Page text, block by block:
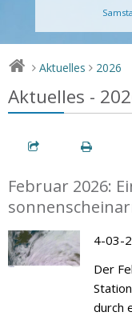
> Aktuelles > 2026
Aktuelles -
Februar 2026:
4-03-
Der
durch